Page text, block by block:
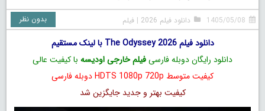
1405/05/08 دانلود فیلم 2026 |فیلم بدون نظر
دانلود فیلم The Odyssey 2026 با لینک مستقیم
دانلود رایگان دوبله فارسیفیلم خارجی اودیسه با کیفیت عالی
کیفیت متوسط HDTS 1080p 720p دوبله فارسی
کیفیت بهتر و جدید جایگزین شد